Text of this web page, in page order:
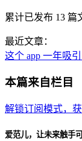
累计已发布 13 篇
最近文章：
这个 app 一年吸
本篇来自栏目
解锁订阅模式，
爱范儿，让未来触手